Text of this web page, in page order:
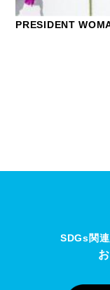
PRESIDENT
SDGs関